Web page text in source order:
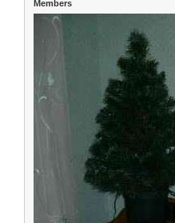
Members